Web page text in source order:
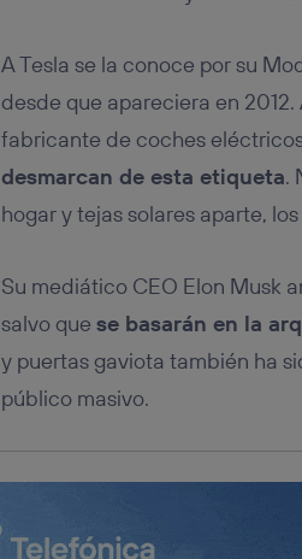
A Tesla se la conoce por su
desde que apareciera en
fabricante de coches
desmarcan de esta etiqueta.
hogar y tejas solares aparte,
Su mediático CEO Elon Musk
salvo que se basarán en la
y puertas gaviota también ha
público masivo.
Si utilizas una
realizará en
hayan dado su
únicamente en la
Puedes gestionar los